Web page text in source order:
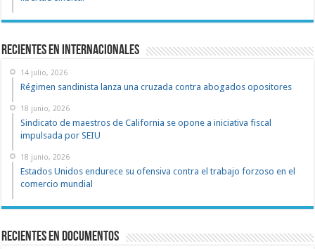
Recientes en Internacionales
14 julio, 2026
Régimen sandinista lanza una cruzada contra abogados opositores
18 junio, 2026
Sindicato de maestros de California se opone a iniciativa fiscal
impulsada por SEIU
18 junio, 2026
Estados Unidos endurece su ofensiva contra el trabajo forzoso en el
comercio mundial
recientes en documentos